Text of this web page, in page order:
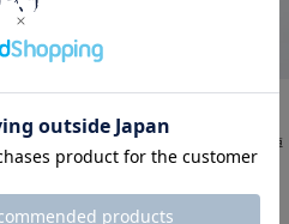
刺繍が紡ぐ、ぬくもりある丁寧な食卓
リーフ ランチョンマット ネイ
¥880 税込